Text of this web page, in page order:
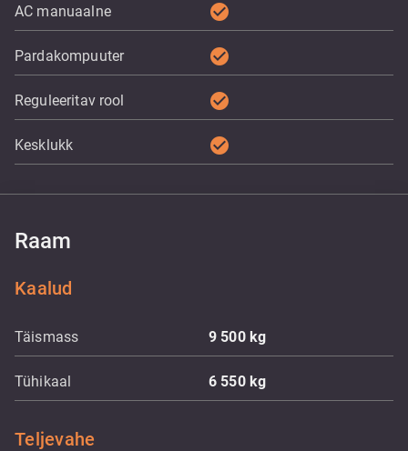
AC manuaalne check_circle
Pardakompuuter check_circle
Reguleeritav rool check_circle
Kesklukk check_circle
Raam
Kaalud
Täismass 9 500 kg
Tühikaal 6 550 kg
Teljevahe